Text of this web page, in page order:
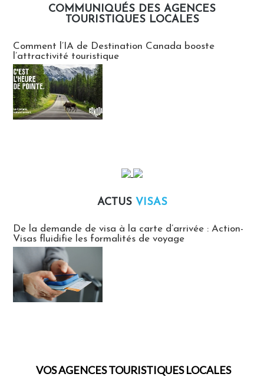
COMMUNIQUÉS DES AGENCES
TOURISTIQUES LOCALES
Comment l’IA de Destination Canada booste
l’attractivité touristique
ACTUS VISAS
De la demande de visa à la carte d’arrivée : Action-
Visas fluidifie les formalités de voyage
VOS AGENCES TOURISTIQUES LOCALES